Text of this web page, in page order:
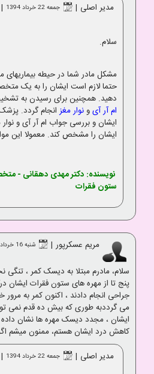
مدیر اصلی | جمعه 22 خرداد 1394 |
سلام.
مشکل مادر شما در حیطه
حتما لازم است ایشان را به یک
دهید. همچنین برای رسیدن به
ام آر آیو نوار مغز انجام گردد.
ایشان و بررسی جواب ام آر آی و
ایشان را مشخص کند. معمولا این
نویسنده: دکتر مهدی دهقانی -
ستون فقرات
مریم عسکرپور | شنبه 16 خرداد 1394
سلام، مادرم مبتلا به دیسک کمر ،
جراحی انجام دادند ، اکنون کمر به
می گرددبه طوری که بیش ده قدم نمی
ایشان ، مجدد دیسک مهره ها نشان داده
کاهش درد ایشان هستم، ممنون میشم اگر
مدیر اصلی | جمعه 22 خرداد 1394 |